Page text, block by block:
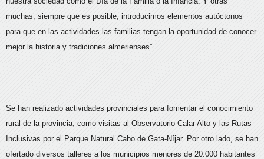
muchas, siempre que es posible, introducimos elementos autóctonos
para que en las actividades las familias tengan la oportunidad de conocer
mejor la historia y tradiciones almerienses”.
Se han realizado actividades provinciales para fomentar el conocimiento
rural de la provincia, como visitas al Observatorio Calar Alto y las Rutas
Inclusivas por el Parque Natural Cabo de Gata-Níjar. Por otro lado, se han
ofertado diversos talleres a los municipios menores de 20.000 habitantes